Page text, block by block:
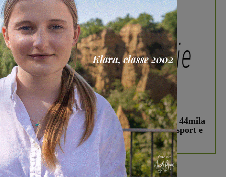
In vetrina 3 Agosto 2026
Estra Notizie agosto: Smart Cities, oltre 44mila
studenti coinvolti, torna il bando per lo sport e
debutta il podcast Estrair